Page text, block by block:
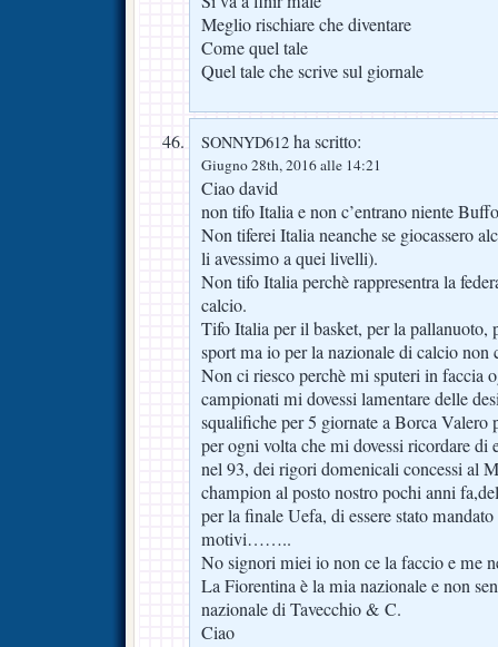
Meglio rischiare che diventare
Come quel tale
Quel tale che scrive sul giornale
SONNYD612 ha scritto:
Giugno 28th, 2016 alle 14:21
Ciao david
non tifo Italia e non c’entrano niente
Non tiferei Italia neanche se giocassero
li avessimo a quei livelli).
Non tifo Italia perchè rappresentra la
calcio.
Tifo Italia per il basket, per la pallanuoto,
sport ma io per la nazionale di calcio non
Non ci riesco perchè mi sputeri in faccia
campionati mi dovessi lamentare delle
squalifiche per 5 giornate a Borca Valero
per ogni volta che mi dovessi ricordare di
nel 93, dei rigori domenicali concessi al
champion al posto nostro pochi anni
per la finale Uefa, di essere stato
motivi……..
No signori miei io non ce la faccio e me
La Fiorentina è la mia nazionale e non
nazionale di Tavecchio & C.
Ciao